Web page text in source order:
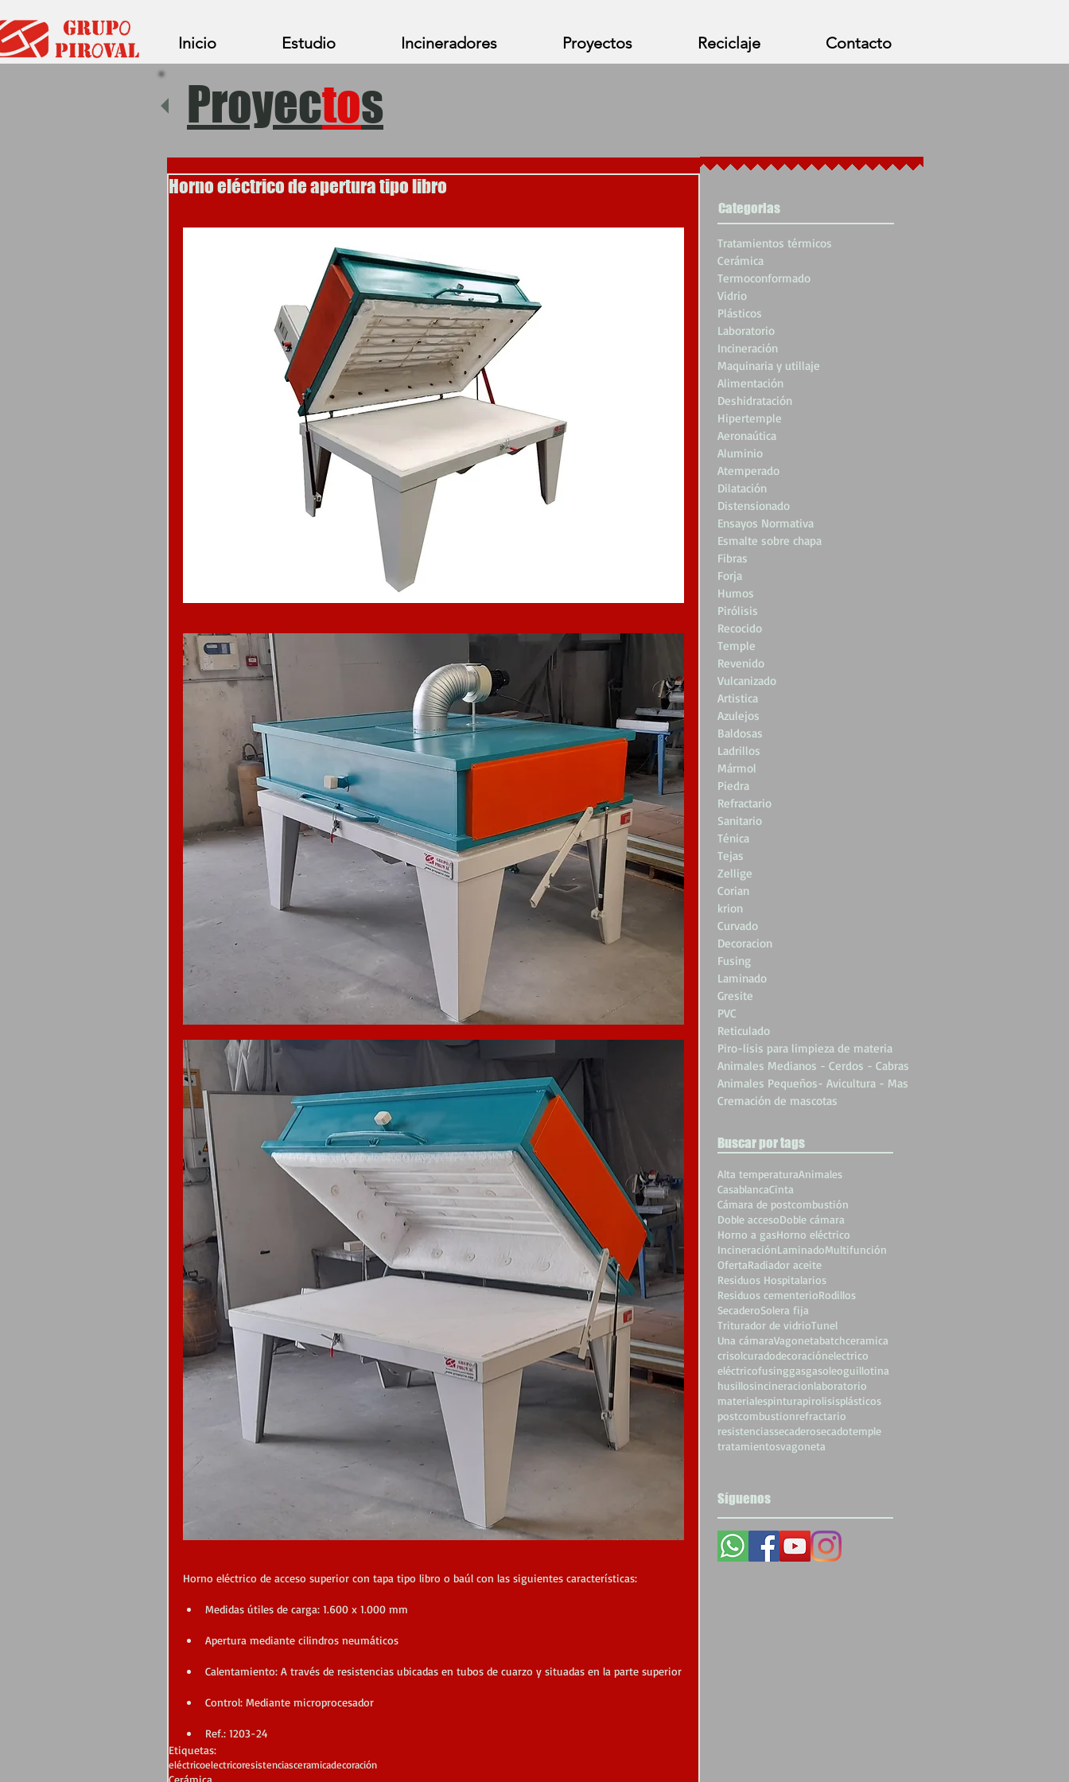
Inicio Estudio Incineradores Proyectos Reciclaje Contacto
Proyectos
Horno eléctrico de apertura tipo libro
Horno eléctrico de acceso superior con tapa tipo libro o baúl con las siguientes características:
Medidas útiles de carga: 1.600 x 1.000 mm
Apertura mediante cilindros neumáticos
Calentamiento: A través de resistencias ubicadas en tubos de cuarzo y situadas en la parte superior
Control: Mediante microprocesador
Ref.: 1203-24
Etiquetas:
eléctricoelectricoresistenciasceramicadecoración
Cerámica
Categorias
Tratamientos térmicos
Cerámica
Termoconformado
Vidrio
Plásticos
Laboratorio
Incineración
Maquinaria y utillaje
Alimentación
Deshidratación
Hipertemple
Aeronaútica
Aluminio
Atemperado
Dilatación
Distensionado
Ensayos Normativa
Esmalte sobre chapa
Fibras
Forja
Humos
Pirólisis
Recocido
Temple
Revenido
Vulcanizado
Artistica
Azulejos
Baldosas
Ladrillos
Mármol
Piedra
Refractario
Sanitario
Ténica
Tejas
Zellige
Corian
krion
Curvado
Decoracion
Fusing
Laminado
Gresite
PVC
Reticulado
Piro-lisis para limpieza de materia
Animales Medianos - Cerdos - Cabras
Animales Pequeños- Avicultura - Mas
Cremación de mascotas
Buscar por tags
Alta temperaturaAnimales
CasablancaCinta
Cámara de postcombustión
Doble accesoDoble cámara
Horno a gasHorno eléctrico
IncineraciónLaminadoMultifunción
OfertaRadiador aceite
Residuos Hospitalarios
Residuos cementerioRodillos
SecaderoSolera fija
Triturador de vidrioTunel
Una cámaraVagonetabatchceramica
crisolcuradodecoraciónelectrico
eléctricofusinggasgasoleoguillotina
husillosincineracionlaboratorio
materialespinturapirolisisplásticos
postcombustionrefractario
resistenciassecaderosecadotemple
tratamientosvagoneta
Síguenos